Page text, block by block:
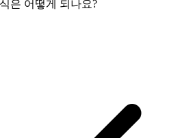
은 어떻게 되나요?